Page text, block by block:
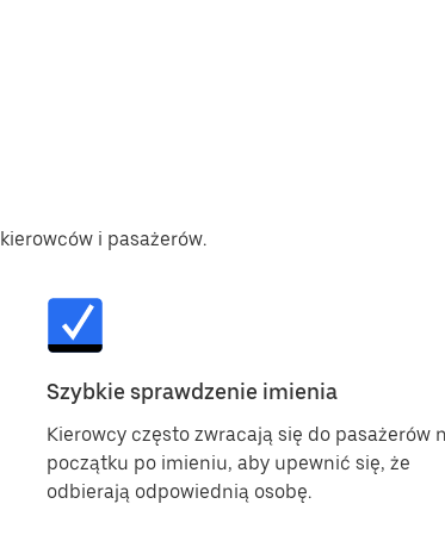
i pasażerów.
Szybkie sprawdzenie imienia
Kierowcy często zwracają się do pasażerów
początku po imieniu, aby upewnić się, że
odbierają odpowiednią osobę.